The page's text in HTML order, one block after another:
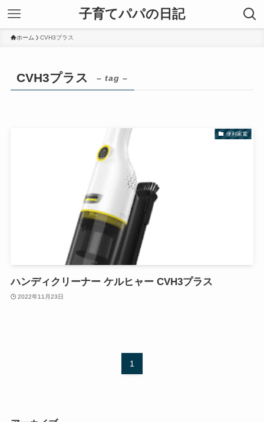
子育てパパの日記
ホーム CVH3プラス
CVH3プラス – tag –
便利家電
ハンディクリーナー ケルヒャー CVH3プラス
2022年11月23日
1